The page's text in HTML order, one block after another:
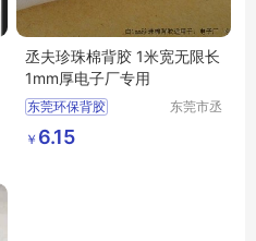
丞夫珍珠棉背胶 1米宽无限长
1mm厚电子厂专用
东莞环保背胶
珍珠棉背胶
珍珠棉单面背胶
东莞市丞
￥ 6.15